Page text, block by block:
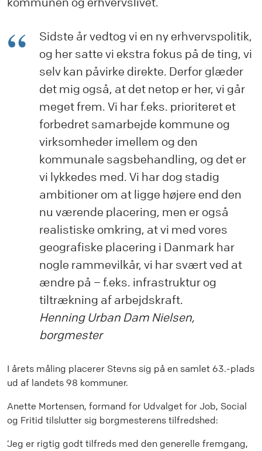
Sidste år vedtog vi en ny erhvervspolitik,
og her satte vi ekstra fokus på de ting, vi
selv kan påvirke direkte. Derfor glæder
det mig også, at det netop er her, vi går
meget frem. Vi har f.eks. prioriteret et
forbedret samarbejde kommune og
virksomheder imellem og den
kommunale sagsbehandling, og det er
vi lykkedes med. Vi har dog stadig
ambitioner om at ligge højere end den
nu værende placering, men er også
realistiske omkring, at vi med vores
geografiske placering i Danmark har
nogle rammevilkår, vi har svært ved at
ændre på – f.eks. infrastruktur og
tiltrækning af arbejdskraft.
Henning Urban Dam Nielsen,
borgmester
I årets måling placerer Stevns sig på en samlet 63.-plads
ud af landets 98 kommuner.
Anette Mortensen, formand for Udvalget for Job, Social
og Fritid tilslutter sig borgmesterens tilfredshed:
’Jeg er rigtig godt tilfreds med den generelle fremgang,